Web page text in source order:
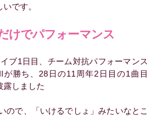
です。
けでパフォーマンス
1日目、チーム対抗パフォーマンス
勝ち、28日の11周年2日目の1曲目
露しました
ので、「いけるでしょ」みたいなとこ